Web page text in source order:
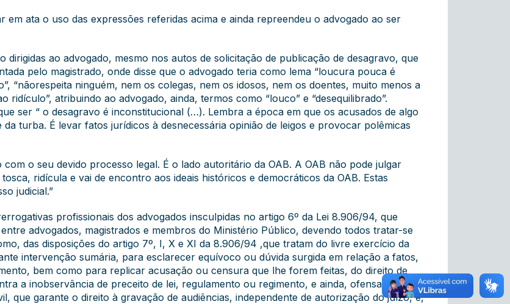
em ata o uso das expressões referidas acima e ainda repreendeu o advogado ao ser
dirigidas ao advogado, mesmo nos autos de solicitação de publicação de desagravo, que
pelo magistrado, onde disse que o advogado teria como lema “loucura pouca é
“nãorespeita ninguém, nem os colegas, nem os idosos, nem os doentes, muito menos a
ridículo”, atribuindo ao advogado, ainda, termos como “louco” e “desequilibrado”.
ser “ o desagravo é inconstitucional (…). Lembra a época em que os acusados de algo
turba. É levar fatos jurídicos à desnecessária opinião de leigos e provocar polêmicas
o seu devido processo legal. É o lado autoritário da OAB. A OAB não pode julgar
ridícula e vai de encontro aos ideais históricos e democráticos da OAB. Estas
judicial.”
profissionais dos advogados insculpidas no artigo 6º da Lei 8.906/94, que
advogados, magistrados e membros do Ministério Público, devendo todos tratar-se
das disposições do artigo 7º, I, X e XI da 8.906/94 ,que tratam do livre exercício da
intervenção sumária, para esclarecer equívoco ou dúvida surgida em relação a fatos,
bem como para replicar acusação ou censura que lhe forem feitas, do direito de
a inobservância de preceito de lei, regulamento ou regimento, e ainda, ofensas ao
que garante o direito à gravação de audiências, independente de autorização do juízo, e,